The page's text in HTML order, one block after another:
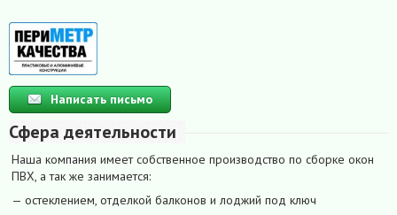
Написать письмо
Сфера деятельности
Наша компания имеет собственное производство по сборке окон
ПВХ, а так же занимается:
— остеклением, отделкой балконов и лоджий под ключ